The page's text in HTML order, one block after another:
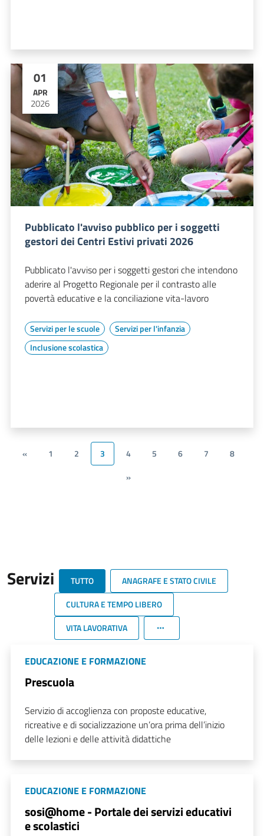
01
APR
2026
Pubblicato l'avviso pubblico per i soggetti
gestori dei Centri Estivi privati 2026
Pubblicato l'avviso per i soggetti gestori che intendono
aderire al Progetto Regionale per il contrasto alle
povertà educative e la conciliazione vita-lavoro
Servizi per le scuole
Servizi per l'infanzia
Inclusione scolastica
« 1 2 3 4 5 6 7
8
»
Servizi TUTTO
ANAGRAFE E STATO CIVILE
CULTURA E TEMPO LIBERO
VITA LAVORATIVA
EDUCAZIONE E FORMAZIONE
Prescuola
Servizio di accoglienza con proposte educative,
ricreative e di socializzazione un’ora prima dell’inizio
delle lezioni e delle attività didattiche
EDUCAZIONE E FORMAZIONE
sosi@home - Portale dei servizi educativi
e scolastici